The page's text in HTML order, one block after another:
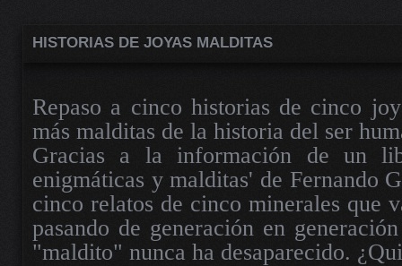
HISTORIAS DE JOYAS MALDITAS
Repaso a cinco historias de cinco
más malditas de la historia del ser
Gracias a la información de un
enigmáticas y malditas' de Fernando
cinco relatos de cinco minerales que
pasando de generación en
"maldito" nunca ha desaparecido.